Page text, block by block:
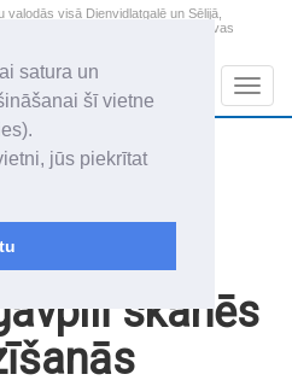
satura un
šī vietne
jūs piekrītat
valodās visā Dienvidlatgalē un Sēlijā,
valstspilsētu, Augšdaugavas
+22.2
skanēs